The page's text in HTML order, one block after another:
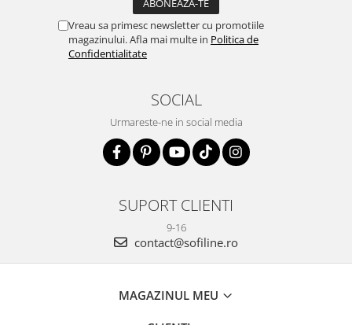
Vreau sa primesc newsletter cu promotiile
magazinului. Afla mai multe in Politica de
Confidentialitate
SOCIAL
Urmareste-ne in social media
SUPORT CLIENTI
9-16
contact@sofiline.ro
MAGAZINUL MEU